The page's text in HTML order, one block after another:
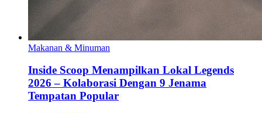
Makanan & Minuman
Inside Scoop Menampilkan Lokal Legends
2026 – Kolaborasi Dengan 9 Jenama
Tempatan Popular